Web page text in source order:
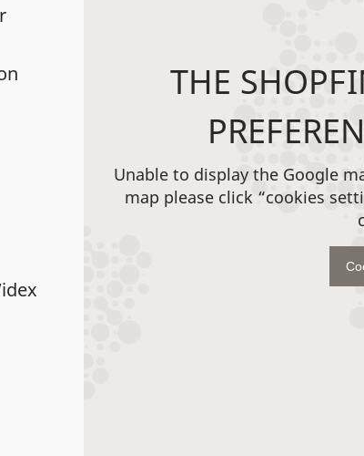
THE
Unable to display the Google
map please click “cookies